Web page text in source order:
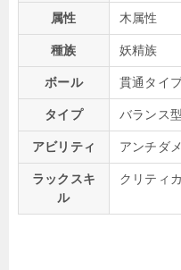
属性 木属性
種族 妖精族
ボール 貫通タイ
タイプ バランス型
アビリティ アンチダ
ラックスキ
ル
クリティ